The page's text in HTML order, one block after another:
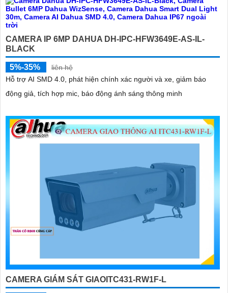
CAMERA IP 6MP DAHUA DH-IPC-HFW3649E-AS-IL-
BLACK
5%-35%
liên hệ
Hỗ trợ AI SMD 4.0, phát hiện chính xác người và xe, giảm báo
động giả, tích hợp mic, báo động ánh sáng thông minh
CAMERA GIÁM SÁT GIAOITC431-RW1F-L